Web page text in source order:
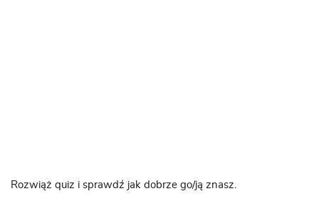
Rozwiąż quiz i sprawdź jak dobrze go/ją znasz.